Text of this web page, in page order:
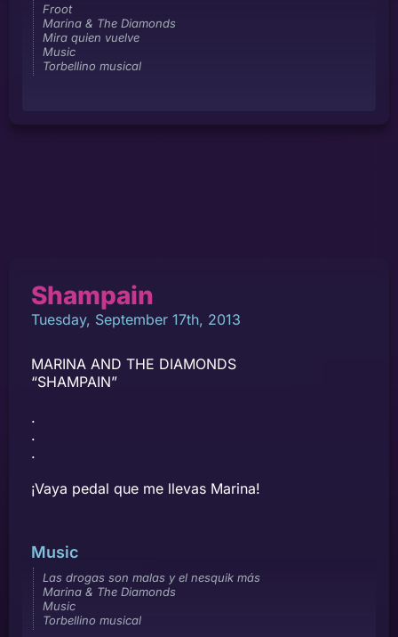
Froot
Marina & The Diamonds
Mira quien vuelve
Music
Torbellino musical
Shampain
Tuesday, September 17th, 2013
MARINA AND THE DIAMONDS
“SHAMPAIN”
.
.
.
¡Vaya pedal que me llevas Marina!
Music
Las drogas son malas y el nesquik más
Marina & The Diamonds
Music
Torbellino musical